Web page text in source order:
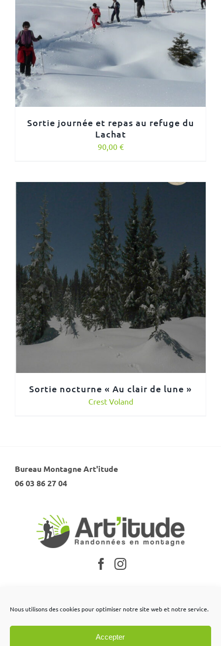
Nous utilisons des cookies pour optimiser notre site web et notre service.
Accepter
Sortie journée et repas au refuge du
Lachat
90,00 €
Sortie nocturne « Au clair de lune »
Crest Voland
Bureau Montagne Art'itude
06 03 86 27 04
Nos partenaires
Conditions générales de vente